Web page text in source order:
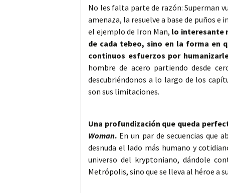
No les falta parte de razón: Superman
amenaza, la resuelve a base de puños e
el ejemplo de Iron Man, lo interesante
de cada tebeo, sino en la forma en
continuos esfuerzos por
hombre de acero partiendo desde
descubriéndonos a lo largo de los
son sus limitaciones.
Una profundización que queda
Woman. En un par de secuencias que
desnuda el lado más humano y
universo del kryptoniano, dándole
Metrópolis, sino que se lleva al héroe a